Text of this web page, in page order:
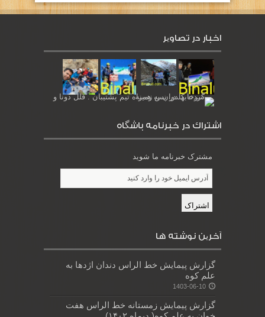
اخبار در تصاویر
اشتراك در خبرنامه باشگاه
مشترک خبرنامه ما شوید
آخرین نوشته ها
گزارش پیمایش خط الراس دندان اژدها به
علم کوه
1403-06-10
گزارش پیمایش زمستانه خط الراس هفت